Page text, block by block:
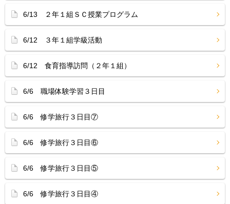
6/13 ２年１組ＳＣ授業プログラム
6/12 ３年１組学級活動
6/12 食育指導訪問（２年１組）
6/6 職場体験学習３日目
6/6 修学旅行３日目⑦
6/6 修学旅行３日目⑥
6/6 修学旅行３日目⑤
6/6 修学旅行３日目④